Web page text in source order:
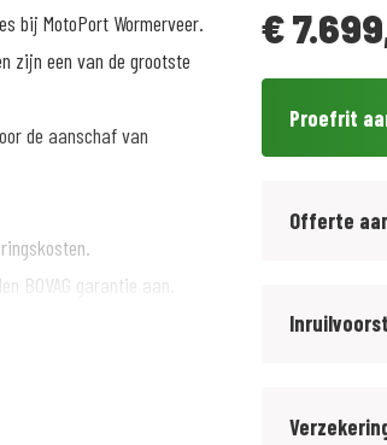
bij MotoPort Wormerveer.
zijn een van de grootste
de aanschaf van
BOVAG garantie aan.
€
Proefrit
Offerte